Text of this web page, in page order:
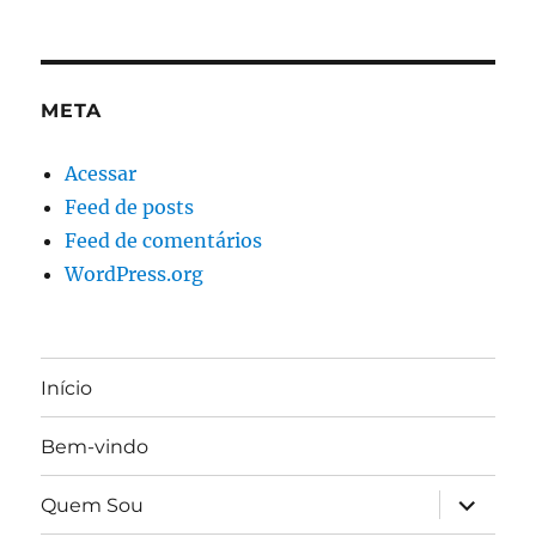
META
Acessar
Feed de posts
Feed de comentários
WordPress.org
Início
Bem-vindo
Quem Sou
expandir